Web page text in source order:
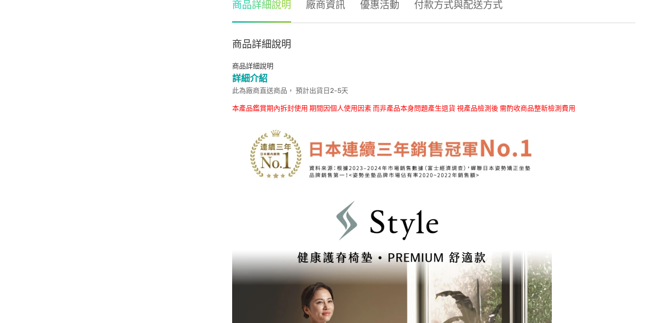
商品詳細說明 廠商資訊 優惠活動 付款方式與配送方式
商品詳細說明
商品詳細說明
詳細介紹
此為廠商直送商品， 預計出貨日2-5天
本產品鑑賞期內拆封使用 期間因個人使用因素 而非產品本身問題產生退貨 視產品檢測後 需酌收商品整新檢測費用